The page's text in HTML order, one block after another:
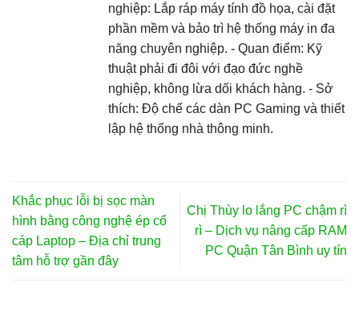
nghiệp: Lắp ráp máy tính đồ họa, cài đặt
phần mềm và bảo trì hệ thống máy in đa
năng chuyên nghiệp. - Quan điểm: Kỹ
thuật phải đi đôi với đạo đức nghề
nghiệp, không lừa dối khách hàng. - Sở
thích: Độ chế các dàn PC Gaming và thiết
lập hệ thống nhà thông minh.
Khắc phục lỗi bị sọc màn
hình bằng công nghệ ép cổ
cáp Laptop – Địa chỉ trung
tâm hỗ trợ gần đây
Chị Thùy lo lắng PC chậm rì
rì – Dịch vụ nâng cấp RAM
PC Quận Tân Bình uy tín